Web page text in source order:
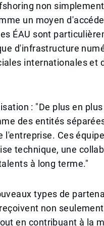
non
un moyen
ÉAU sont
d'infrastructure
internationales et
: "De plus en
des entités
Ces
technique, une
à long terme."
types de
non
en contribuant à la